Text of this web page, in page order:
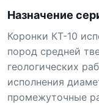
Назначение
Коронки КТ-10
пород средней
геологических
исполнения
промежуточные